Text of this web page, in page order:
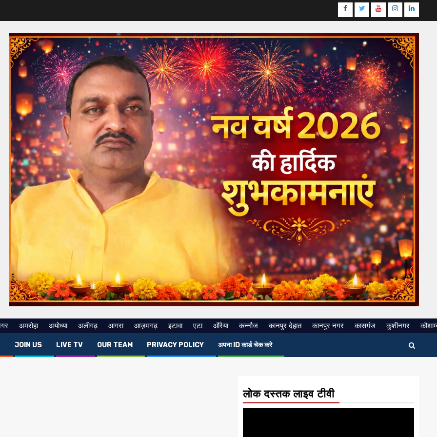
Facebook
TwitterYoutubeInstagram
अमरोहा अयोध्या अलीगढ़ आगरा आज़मगढ़ इटावा एटा औरैया कन्नौज कानपुर देहात कानपुर नगर कासगंज कुशीनगर
JOIN US LIVE TV OUR TEAM PRIVACY POLICY अपना ID कार्ड चेक करे
लोक दस्तक लाइव टीवी